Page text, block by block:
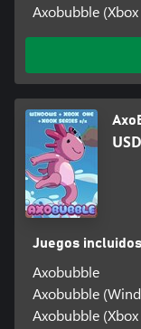
Axobubble
Juegos incluidos
Axobubble
Axobubble
Axobubble